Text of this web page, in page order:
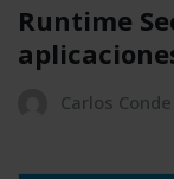
Runtime
Carlos Conde